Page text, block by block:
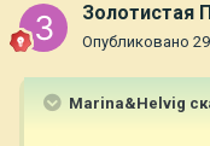
Золотистая
Опубликовано
Marina&Helvig